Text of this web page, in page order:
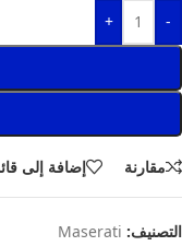
-
+
مقارنة إضافة إلى
التصنيف: Maserati